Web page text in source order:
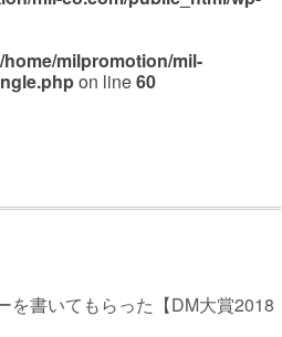
/home/milpromotion/mil-
on line60
を書いてもらった【DM大賞2018